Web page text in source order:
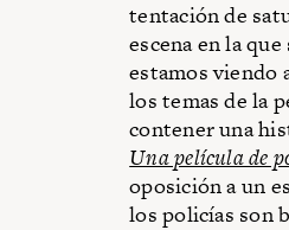
tentación de
escena en la
estamos viendo
los temas de la
contener una
Una película de
oposición a un
los policías son